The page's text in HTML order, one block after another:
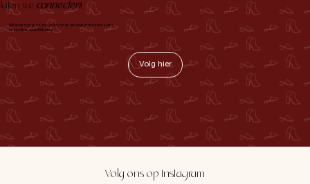
laten we connecten!
Blijf op de hoogte via Instagram van de nieuwste must-haves, acties
en een flinke dosis Billie vibes!
Volg hier
Volg ons op Instagram